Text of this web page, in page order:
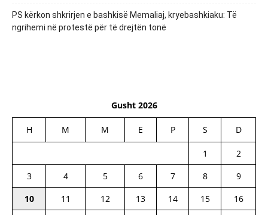
PS kërkon shkrirjen e bashkisë Memaliaj, kryebashkiaku: Të
ngrihemi në protestë për të drejtën tonë
Gusht 2026
H M M E P S D
1
2
3
4 5 6 7 8
9
10
11 12 13 14 15
16